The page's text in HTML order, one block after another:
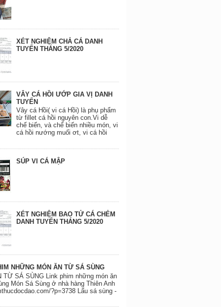
XÉT NGHIỆM CHẢ CÁ DANH
TUYẾN THÁNG 5/2020
VÂY CÁ HỒI ƯỚP GIA VỊ DANH
TUYẾN
Vây cá Hồi( vi cá Hồi) là phụ phẩm
từ fillet cá hồi nguyên con.Vi dễ
chế biến, và chế biến nhiều món, vi
cá hồi nướng muối ơt, vi cá hồi
SÚP VI CÁ MẬP
XÉT NGHIỆM BAO TỬ CÁ CHẺM
DANH TUYẾN THÁNG 5/2020
NHỮNG MÓN ĂN TỪ SÁ SÙNG
TỪ SÁ SÙNG Link phim những món ăn
Món Sá Sùng ở nhà hàng Thiên Anh
?p=3738 Lẩu sá sùng -